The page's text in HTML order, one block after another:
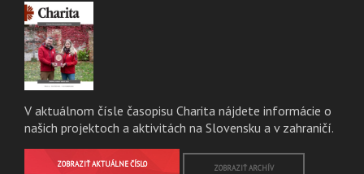
V aktuálnom čísle časopisu Charita nájdete informácie o
našich projektoch a aktivitách na Slovensku a v zahraničí.
ZOBRAZIŤ AKTUÁLNE ČÍSLO ZOBRAZIŤ ARCHÍV